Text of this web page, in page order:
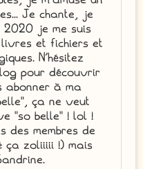
Je chante, je
2020 je me suis
et fichiers et
N'hésitez
pour découvrir
abonner à ma
ça ne veut
"so belle" ! lol !
des membres de
zoliiiii !) mais